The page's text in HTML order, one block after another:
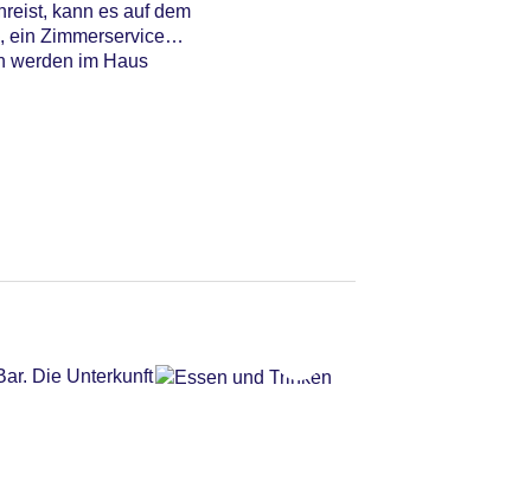
kann es auf dem
ein Zimmerservice
werden im Haus
Die Unterkunft